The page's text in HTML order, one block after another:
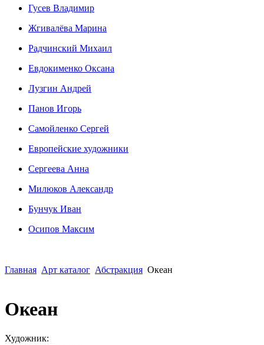
Гусев Владимир
Жгивалёва Марина
Радчинский Михаил
Евдокименко Оксана
Лузгин Андрей
Панов Игорь
Сaмoйленко Сергей
Европейские художники
Сергеева Анна
Милюков Александр
Бунчук Иван
Осипoв Максим
Главная Арт каталог Абстракция Океан
Океан
Художник: